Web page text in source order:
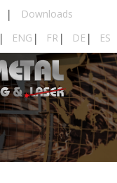
Downloads
ENG FR DE ES